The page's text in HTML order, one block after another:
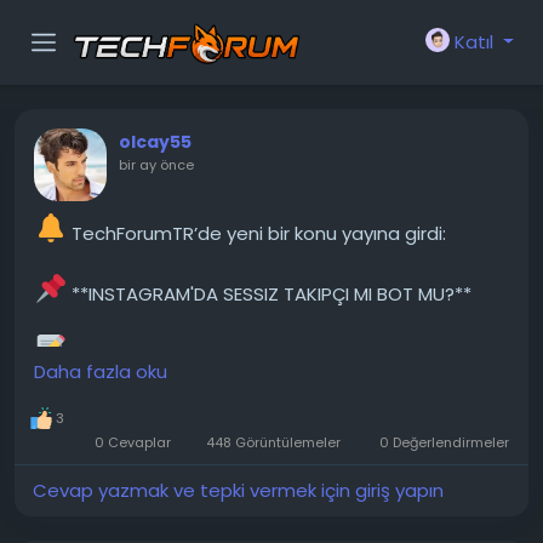
Katıl
olcay55
bir ay önce
TechForumTR’de yeni bir konu yayına girdi:
**INSTAGRAM'DA SESSIZ TAKIPÇI MI BOT MU?**
hikayelerimin her birini izliyor. Beni takip etmiyorlar,
hikayelerime hiç tepki vermiyorlar ve bana mesaj
göndermiyorlar sadece sessizce izliyorlar. Neredeyse
her gün paylaşım yapıyorum ve hiçbir hikayem
kaçırılmadı. Merakımdan, hesap gizli olduğu...
Daha fazla oku
3
0 Cevaplar
448 Görüntülemeler 0 Değerlendirmeler
Cevap yazmak ve tepki vermek için giriş yapın